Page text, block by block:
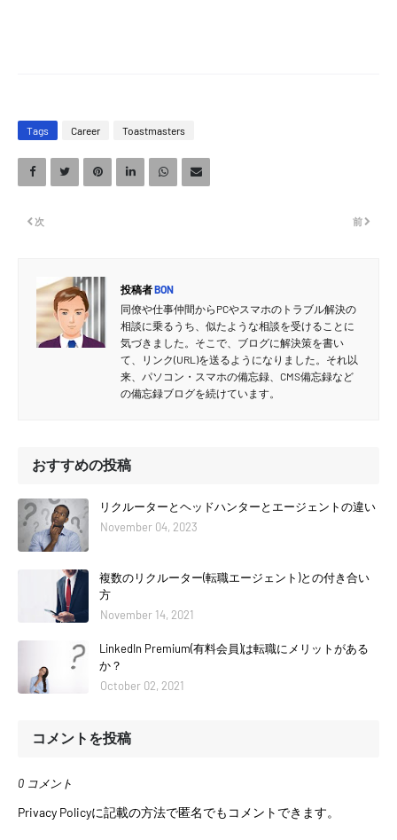
Tags Career Toastmasters
前
次
投稿者BON
同僚や仕事仲間からPCやスマホのトラブル解決の
相談に乗るうち、似たような相談を受けることに
気づきました。そこで、ブログに解決策を書い
て、リンク(URL)を送るようになりました。それ以
来、パソコン・スマホの備忘録、CMS備忘録など
の備忘録ブログを続けています。
おすすめの投稿
リクルーターとヘッドハンターとエージェントの違い
November 04, 2023
複数のリクルーター(転職エージェント)との付き合い
方
November 14, 2021
LinkedIn Premium(有料会員)は転職にメリットがある
か？
October 02, 2021
コメントを投稿
0 コメント
Privacy Policyに記載の方法で匿名でもコメントできます。